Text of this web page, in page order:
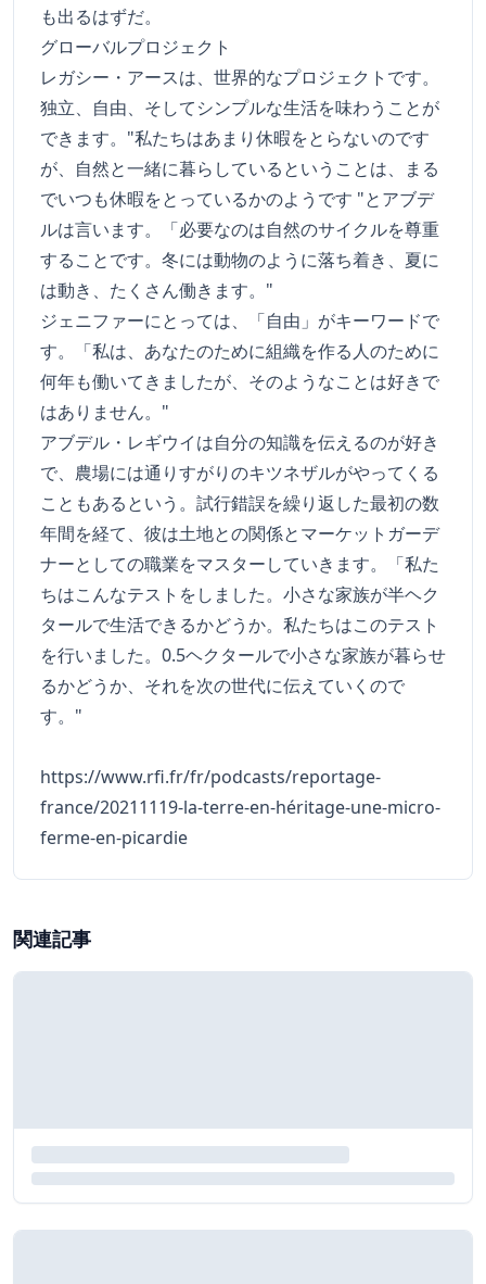
も出るはずだ。
グローバルプロジェクト
レガシー・アースは、世界的なプロジェクトです。
独立、自由、そしてシンプルな生活を味わうことが
できます。"私たちはあまり休暇をとらないのです
が、自然と一緒に暮らしているということは、まる
でいつも休暇をとっているかのようです "とアブデ
ルは言います。「必要なのは自然のサイクルを尊重
することです。冬には動物のように落ち着き、夏に
は動き、たくさん働きます。"
ジェニファーにとっては、「自由」がキーワードで
す。「私は、あなたのために組織を作る人のために
何年も働いてきましたが、そのようなことは好きで
はありません。"
アブデル・レギウイは自分の知識を伝えるのが好き
で、農場には通りすがりのキツネザルがやってくる
こともあるという。試行錯誤を繰り返した最初の数
年間を経て、彼は土地との関係とマーケットガーデ
ナーとしての職業をマスターしていきます。「私た
ちはこんなテストをしました。小さな家族が半ヘク
タールで生活できるかどうか。私たちはこのテスト
を行いました。0.5ヘクタールで小さな家族が暮らせ
るかどうか、それを次の世代に伝えていくので
す。"
https://www.rfi.fr/fr/podcasts/reportage-
france/20211119-la-terre-en-héritage-une-micro-
ferme-en-picardie
関連記事